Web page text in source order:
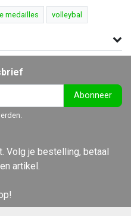
medailles volleybal
Abonneer
Volg je bestelling, betaal
artikel.